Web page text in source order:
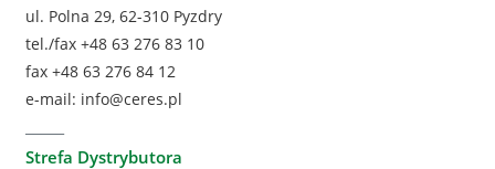
ul. Polna 29, 62-310 Pyzdry
tel./fax +48 63 276 83 10
fax +48 63 276 84 12
e-mail: info@ceres.pl
Strefa Dystrybutora